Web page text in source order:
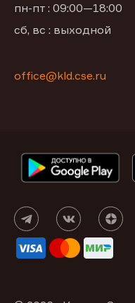
пн-пт : 09:00—18:00
сб, вс : выходной
office@kld.cse.ru